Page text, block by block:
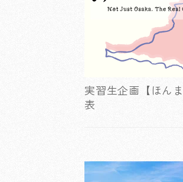
実習生企画【ほん
表